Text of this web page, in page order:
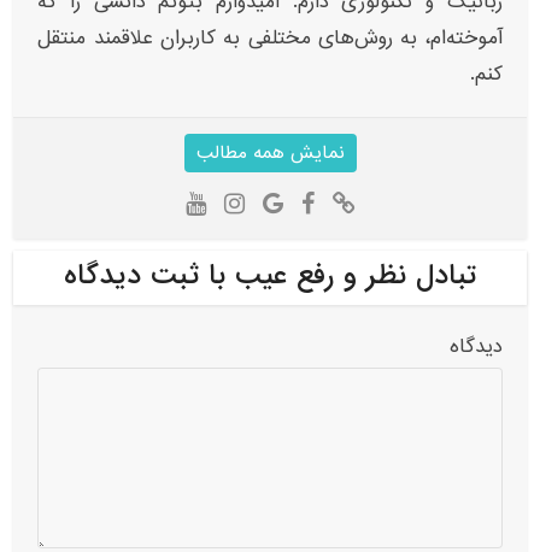
آموخته‌ام، به روش‌های مختلفی به کاربران علاقمند منتقل
کنم.
نمایش همه مطالب
تبادل نظر و رفع عیب با ثبت دیدگاه
دیدگاه